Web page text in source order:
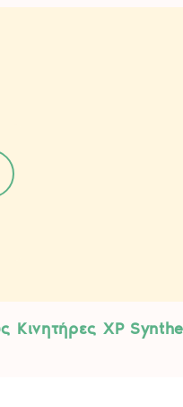
Κινητήρες XP